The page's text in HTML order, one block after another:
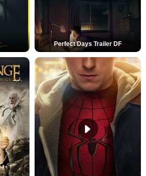
Perfect Days Trailer DF